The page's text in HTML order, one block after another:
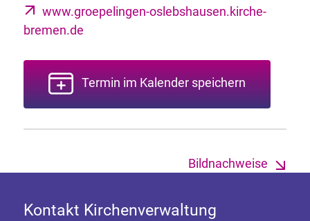
www.groepelingen-oslebshausen.kirche-
bremen.de
Termin im Kalender speichern
Bildnachweise
Kontakt Kirchenverwaltung